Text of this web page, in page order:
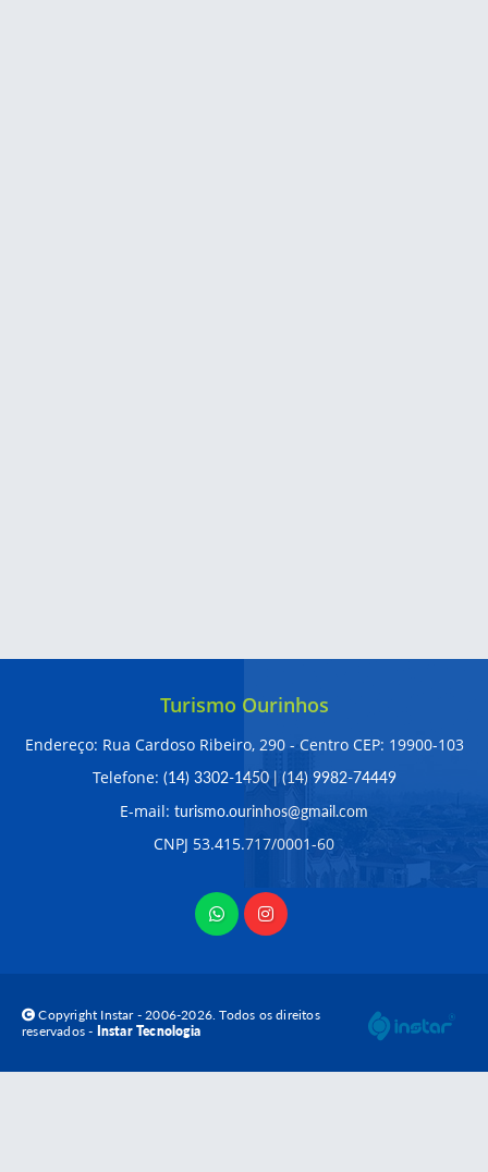
Turismo Ourinhos
Endereço: Rua Cardoso Ribeiro, 290 - Centro CEP: 19900-103
Telefone: (14) 3302-1450 | (14) 9982-74449
E-mail: turismo.ourinhos@gmail.com
CNPJ 53.415.717/0001-60
Copyright Instar - 2006-2026. Todos os direitos
reservados - Instar Tecnologia